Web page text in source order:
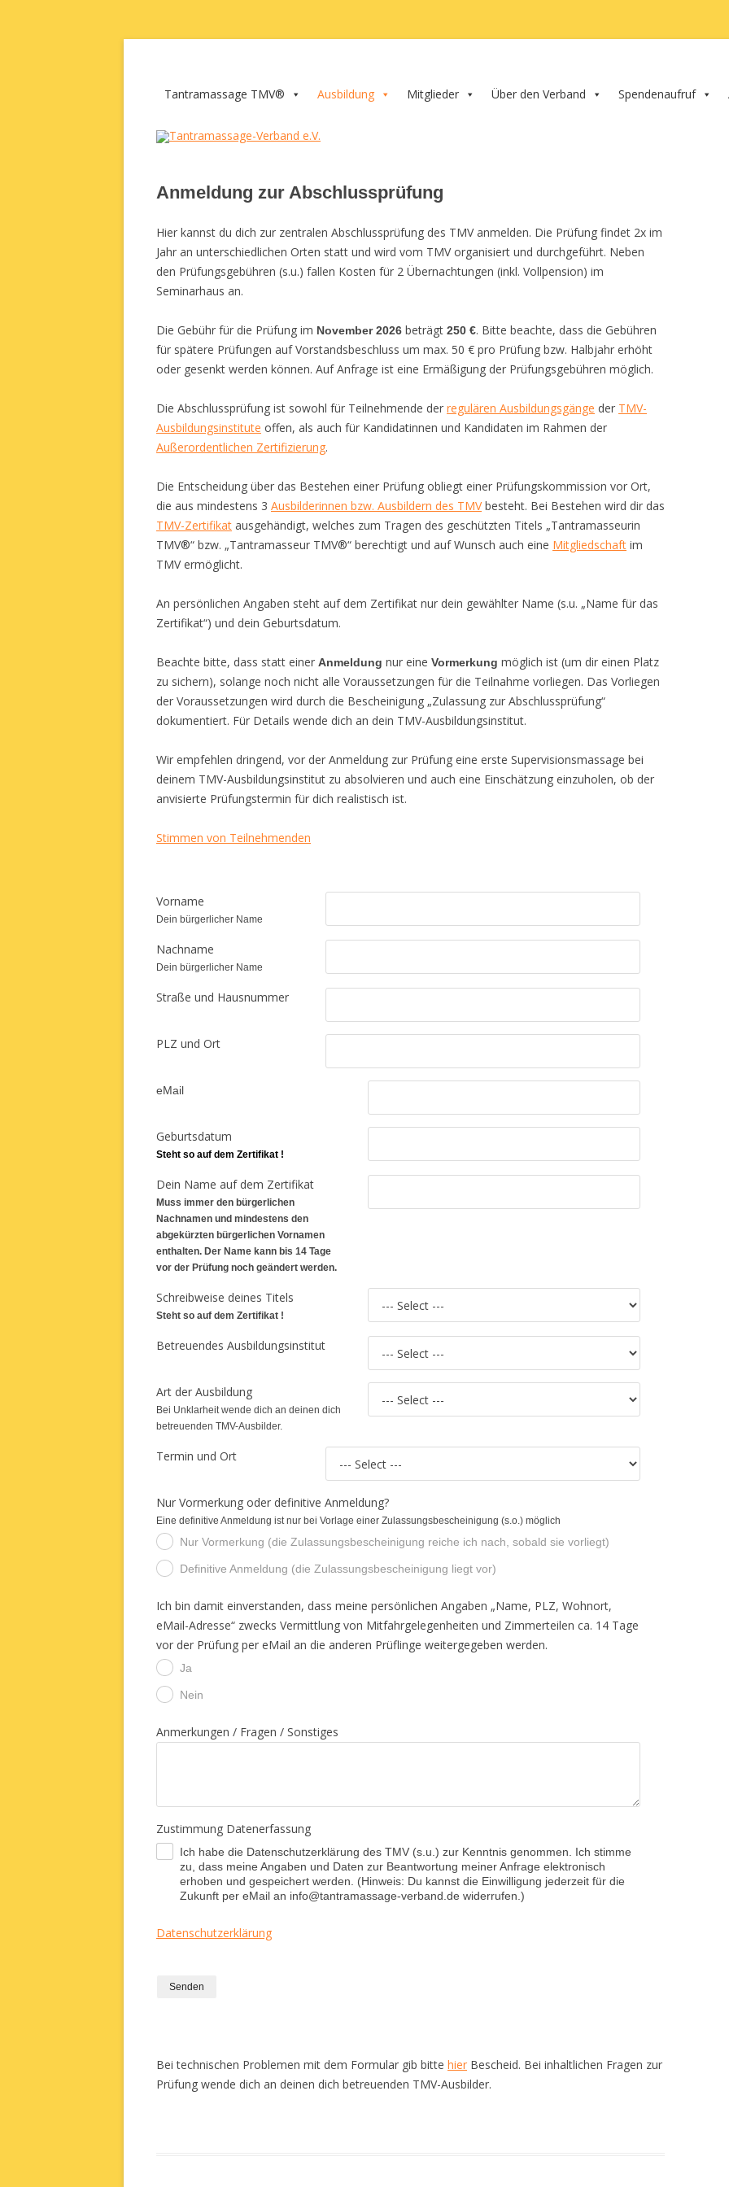
Zum
Tantramassage TMV® Ausbildung Mitglieder Über den Verband Spendenaufruf
Anmeldung zur Abschlussprüfung
Hier kannst du dich zur zentralen Abschlussprüfung des TMV anmelden. Die Prüfung findet 2x im
Jahr an unterschiedlichen Orten statt und wird vom TMV organisiert und durchgeführt. Neben
den Prüfungsgebühren (s.u.) fallen Kosten für 2 Übernachtungen (inkl. Vollpension) im
Seminarhaus an.
Die Gebühr für die Prüfung im November 2026 beträgt 250 €. Bitte beachte, dass die Gebühren
für spätere Prüfungen auf Vorstandsbeschluss um max. 50 € pro Prüfung bzw. Halbjahr erhöht
oder gesenkt werden können. Auf Anfrage ist eine Ermäßigung der Prüfungsgebühren möglich.
Die Abschlussprüfung ist sowohl für Teilnehmende der regulären Ausbildungsgänge der TMV-
Ausbildungsinstitute offen, als auch für Kandidatinnen und Kandidaten im Rahmen der
Außerordentlichen Zertifizierung.
Die Entscheidung über das Bestehen einer Prüfung obliegt einer Prüfungskommission vor Ort,
die aus mindestens 3 Ausbilderinnen bzw. Ausbildern des TMVbesteht. Bei Bestehen wird dir das
TMV-Zertifikat ausgehändigt, welches zum Tragen des geschützten Titels „Tantramasseurin
TMV®“ bzw. „Tantramasseur TMV®“ berechtigt und auf Wunsch auch eine Mitgliedschaft im
TMV ermöglicht.
An persönlichen Angaben steht auf dem Zertifikat nur dein gewählter Name (s.u. „Name für das
Zertifikat“) und dein Geburtsdatum.
Beachte bitte, dass statt einer Anmeldung nur eine Vormerkung möglich ist (um dir einen Platz
zu sichern), solange noch nicht alle Voraussetzungen für die Teilnahme vorliegen. Das Vorliegen
der Voraussetzungen wird durch die Bescheinigung „Zulassung zur Abschlussprüfung“
dokumentiert. Für Details wende dich an dein TMV-Ausbildungsinstitut.
Wir empfehlen dringend, vor der Anmeldung zur Prüfung eine erste Supervisionsmassage bei
deinem TMV-Ausbildungsinstitut zu absolvieren und auch eine Einschätzung einzuholen, ob der
anvisierte Prüfungstermin für dich realistisch ist.
Stimmen von Teilnehmenden
Vorname
Dein bürgerlicher Name
Nachname
Dein bürgerlicher Name
Straße und Hausnummer
PLZ und Ort
eMail
Geburtsdatum
Steht so auf dem Zertifikat !
Dein Name auf dem Zertifikat
Muss immer den bürgerlichen
Nachnamen und mindestens den
abgekürzten bürgerlichen Vornamen
enthalten. Der Name kann bis 14 Tage
vor der Prüfung noch geändert werden.
Schreibweise deines Titels
Steht so auf dem Zertifikat !
Betreuendes Ausbildungsinstitut
Art der Ausbildung
Bei Unklarheit wende dich an deinen dich
betreuenden TMV-Ausbilder.
Termin und Ort
Nur Vormerkung oder definitive Anmeldung?
Eine definitive Anmeldung ist nur bei Vorlage einer Zulassungsbescheinigung (s.o.) möglich
Nur Vormerkung (die Zulassungsbescheinigung reiche ich nach, sobald sie vorliegt)
Definitive Anmeldung (die Zulassungsbescheinigung liegt vor)
Ich bin damit einverstanden, dass meine persönlichen Angaben „Name, PLZ, Wohnort,
eMail-Adresse“ zwecks Vermittlung von Mitfahrgelegenheiten und Zimmerteilen ca. 14 Tage
vor der Prüfung per eMail an die anderen Prüflinge weitergegeben werden.
Ja
Nein
Anmerkungen / Fragen / Sonstiges
Zustimmung Datenerfassung
Ich habe die Datenschutzerklärung des TMV (s.u.) zur Kenntnis genommen. Ich stimme
zu, dass meine Angaben und Daten zur Beantwortung meiner Anfrage elektronisch
erhoben und gespeichert werden. (Hinweis: Du kannst die Einwilligung jederzeit für die
Zukunft per eMail an info@tantramassage-verband.de widerrufen.)
Datenschutzerklärung
Senden
Bei technischen Problemen mit dem Formular gib bitte hier Bescheid. Bei inhaltlichen Fragen zur
Prüfung wende dich an deinen dich betreuenden TMV-Ausbilder.